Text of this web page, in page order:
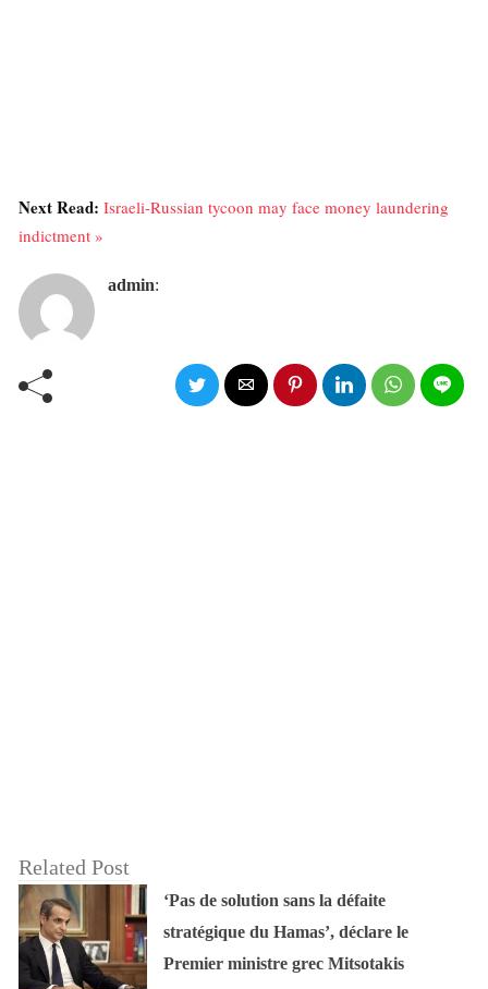
Next Read: Israeli-Russian tycoon may face money laundering
indictment »
admin:
Related Post
‘Pas de solution sans la défaite
stratégique du Hamas’, déclare le
Premier ministre grec Mitsotakis